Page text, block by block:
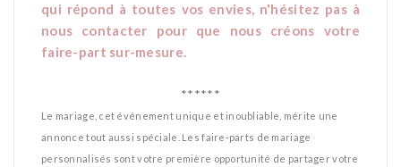
qui répond à toutes vos envies, n'hésitez pas à
nous contacter pour que nous créons votre
faire-part sur-mesure.
******
Le mariage, cet événement unique et inoubliable, mérite une
annonce tout aussi spéciale. Les faire-parts de mariage
personnalisés sont votre première opportunité de partager votre